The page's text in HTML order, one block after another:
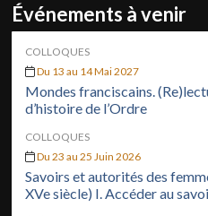
Événements à venir
COLLOQUES
Du 13 au 14 Mai 2027
Mondes franciscains.
d’histoire de l’Ordre
COLLOQUES
Du 23 au 25 Juin 2026
Savoirs et autorités des
XVe siècle) I. Accéder au